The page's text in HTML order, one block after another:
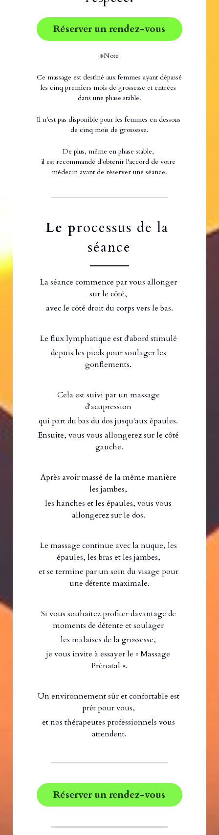
Réserver un rendez-vous
※Note
les cinq premiers mois de grossesse et entrées
dans une phase stable.
Il n'est pas disponible pour les femmes en dessous
de cinq mois de grossesse.
De plus, même en phase stable,
il est recommandé d'obtenir l'accord de votre
médecin avant de réserver une séance.
Le processus de la
séance
La séance commence par vous allonger
sur le côté,
avec le côté droit du corps vers le bas.
Le flux lymphatique est d'abord stimulé
depuis les pieds pour soulager les
gonflements.
Cela est suivi par un massage
d'acupression
qui part du bas du dos jusqu'aux épaules.
Ensuite, vous vous allongerez sur le côté
gauche.
Après avoir massé de la même manière
les jambes,
les hanches et les épaules, vous vous
allongerez sur le dos.
Le massage continue avec la nuque, les
épaules, les bras et les jambes,
et se termine par un soin du visage pour
une détente maximale.
Si vous souhaitez profiter davantage de
moments de détente et soulager
les malaises de la grossesse,
je vous invite à essayer le « Massage
Prénatal ».
Un environnement sûr et confortable est
prêt pour vous,
et nos thérapeutes professionnels vous
attendent.
Réserver un rendez-vous